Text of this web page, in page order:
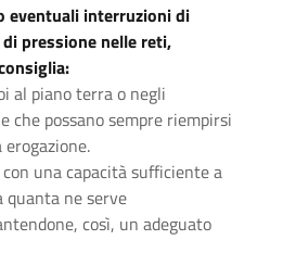
eventuali interruzioni di
pressione nelle reti,
al piano terra o negli
che possano sempre riempirsi
una capacità sufficiente a
ne serve
così, un adeguato